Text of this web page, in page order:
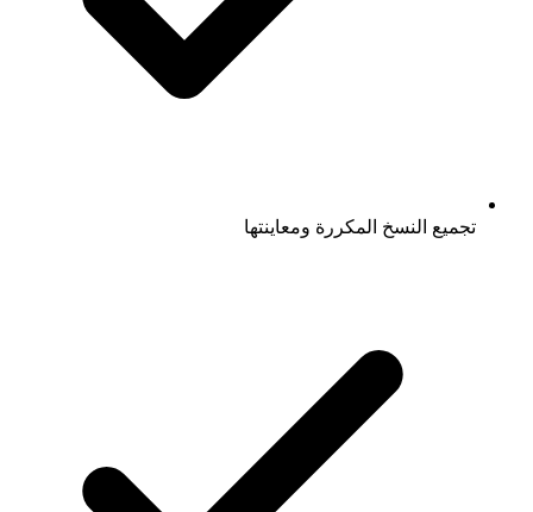
تجميع النسخ المكررة ومعاينتها